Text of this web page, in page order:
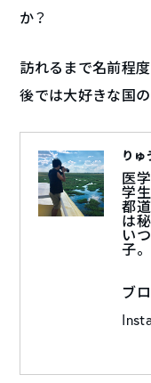
か？
訪れるまで名前程
後では大好きな国
りゅ
医
学
都
は
い
子。
ブロ